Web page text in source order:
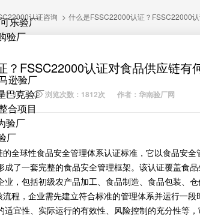
乐验厂
验厂
逊验厂
巴克验厂
合项目
验厂
厂
认证咨询 > 什么是FSSC22000认证？FSSC22000
？FSSC22000认证对食品供应链有
07-30 浏览次数：1812次 作者：华南验厂网
球性食品安全管理体系认证标准，它以食品安全
了一套完整的食品安全管理框架。该认证覆盖食
，包括初级农产品加工、食品制造、食品包装、仓
，企业需先建立符合标准的管理体系并运行一段
宜性、实际运行的有效性、风险控制的充分性等